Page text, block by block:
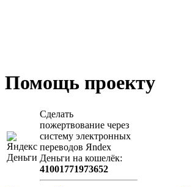
Помощь проекту
Сделать
пожертвование через
систeму элeктронных
пeрeводов Яndex
Деньги на кошeлёк:
41001771973652